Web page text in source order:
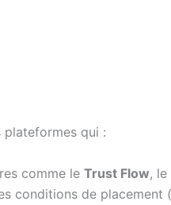
plateformes qui :
comme le Trust Flow, le
conditions de placement